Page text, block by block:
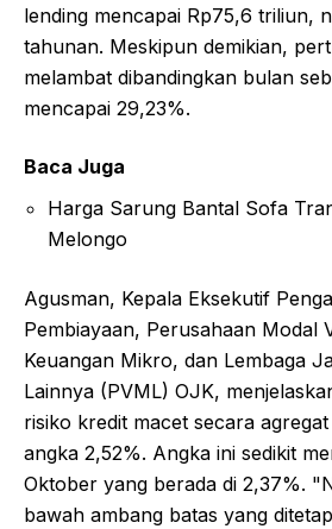
lending mencapai Rp75,6 triliun,
tahunan. Meskipun demikian,
melambat dibandingkan bulan
mencapai 29,23%.
Baca Juga
Harga Sarung Bantal Sofa
Melongo
Agusman, Kepala Eksekutif
Pembiayaan, Perusahaan Modal
Keuangan Mikro, dan Lembaga
Lainnya (PVML) OJK,
risiko kredit macet secara
angka 2,52%. Angka ini sedikit
Oktober yang berada di 2,37%.
bawah ambang batas yang